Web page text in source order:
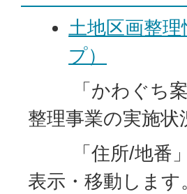
土地区画整
プ）
「かわぐち案
整理事業の実施
「住所/地番」
表示・移動します